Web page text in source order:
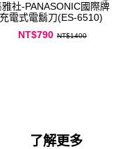
雅社-PANASONIC國際牌
充電式電鬍刀(ES-6510)
NT$790 NT$1400
了解更多